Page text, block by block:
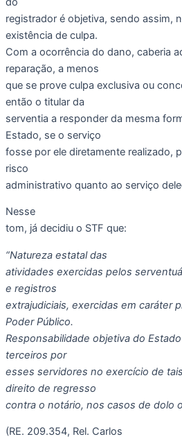
registrador é objetiva, sendo assim,
existência de culpa.
Com a ocorrência do dano, caberia
reparação, a menos
que se prove culpa exclusiva ou
então o titular da
serventia a responder da mesma
Estado, se o serviço
fosse por ele diretamente realizado,
risco
administrativo quanto ao serviço
Nesse
tom, já decidiu o STF que:
“Natureza estatal das
atividades exercidas pelos
e registros
extrajudiciais, exercidas em caráter
Poder Público.
Responsabilidade objetiva do
terceiros por
esses servidores no exercício de
direito de regresso
contra o notário, nos casos de dolo
(RE. 209.354, Rel. Carlos